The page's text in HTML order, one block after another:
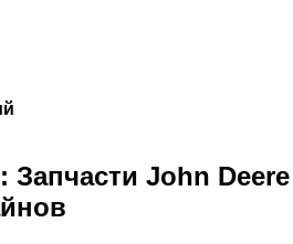
Запчасти John Deere